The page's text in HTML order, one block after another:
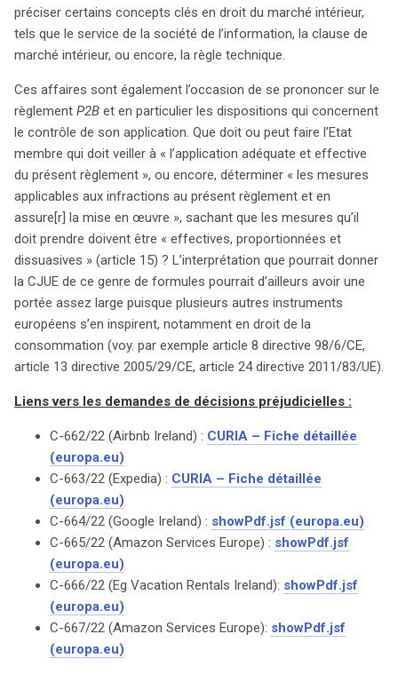
préciser certains concepts clés en droit du marché intérieur,
tels que le service de la société de l’information, la clause de
marché intérieur, ou encore, la règle technique.
Ces affaires sont également l’occasion de se prononcer sur le
règlement P2B et en particulier les dispositions qui concernent
le contrôle de son application. Que doit ou peut faire l’Etat
membre qui doit veiller à « l’application adéquate et effective
du présent règlement », ou encore, déterminer « les mesures
applicables aux infractions au présent règlement et en
assure[r] la mise en œuvre », sachant que les mesures qu’il
doit prendre doivent être « effectives, proportionnées et
dissuasives » (article 15) ? L’interprétation que pourrait donner
la CJUE de ce genre de formules pourrait d’ailleurs avoir une
portée assez large puisque plusieurs autres instruments
européens s’en inspirent, notamment en droit de la
consommation (voy. par exemple article 8 directive 98/6/CE,
article 13 directive 2005/29/CE, article 24 directive 2011/83/UE).
Liens vers les demandes de décisions préjudicielles :
C-662/22 (Airbnb Ireland) : CURIA – Fiche détaillée
(europa.eu)
C-663/22 (Expedia) : CURIA – Fiche détaillée
(europa.eu)
C-664/22 (Google Ireland) : showPdf.jsf (europa.eu)
C-665/22 (Amazon Services Europe) : showPdf.jsf
(europa.eu)
C-666/22 (Eg Vacation Rentals Ireland): showPdf.jsf
(europa.eu)
C-667/22 (Amazon Services Europe): showPdf.jsf
(europa.eu)